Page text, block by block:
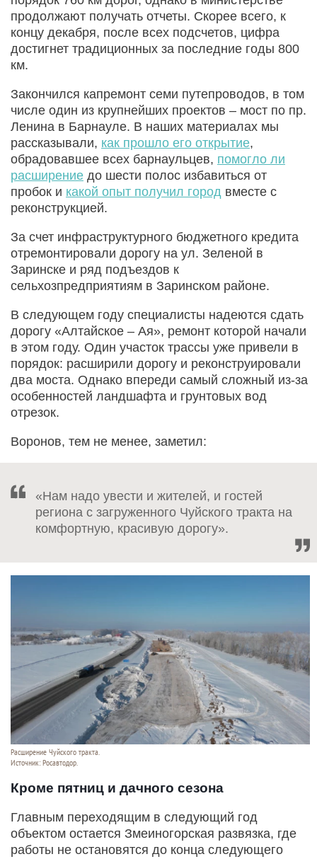
продолжают получать отчеты. Скорее всего, к
концу декабря, после всех подсчетов, цифра
достигнет традиционных за последние годы 800
км.
Закончился капремонт семи путепроводов, в том
числе один из крупнейших проектов – мост по пр.
Ленина в Барнауле. В наших материалах мы
рассказывали, как прошло его открытие,
обрадовавшее всех барнаульцев, помогло ли
расширение до шести полос избавиться от
пробок и какой опыт получил город вместе с
реконструкцией.
За счет инфраструктурного бюджетного кредита
отремонтировали дорогу на ул. Зеленой в
Заринске и ряд подъездов к
сельхозпредприятиям в Заринском районе.
В следующем году специалисты надеются сдать
дорогу «Алтайское – Ая», ремонт которой начали
в этом году. Один участок трассы уже привели в
порядок: расширили дорогу и реконструировали
два моста. Однако впереди самый сложный из-за
особенностей ландшафта и грунтовых вод
отрезок.
Воронов, тем не менее, заметил:
«Нам надо увести и жителей, и гостей
региона с загруженного Чуйского тракта на
комфортную, красивую дорогу».
Расширение Чуйского тракта.
Источник: Росавтодор.
Кроме пятниц и дачного сезона
Главным переходящим в следующий год
объектом остается Змеиногорская развязка, где
работы не остановятся до конца следующего